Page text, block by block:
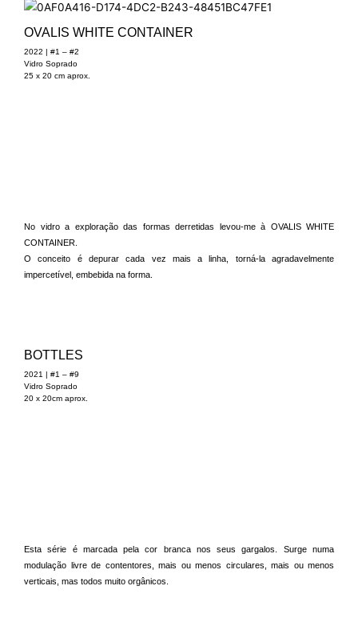
OVALIS WHITE CONTAINER
2022 | #1 – #2
Vidro Soprado
25 x 20 cm aprox.
No vidro a exploração das formas derretidas levou-me à OVALIS WHITE
CONTAINER.
O conceito é depurar cada vez mais a linha, torná-la agradavelmente
impercetível, embebida na forma.
BOTTLES
2021 | #1 – #9
Vidro Soprado
20 x 20cm aprox.
Esta série é marcada pela cor branca nos seus gargalos. Surge numa
modulação livre de contentores, mais ou menos circulares, mais ou menos
verticais, mas todos muito orgânicos.